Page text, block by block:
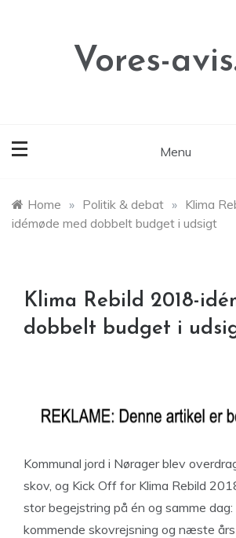
Vores-
Menu
Home » Politik & debat » Klima
idémøde med dobbelt budget i udsigt
Klima Rebild 2018-
dobbelt budget i
Kommunal jord i Nørager blev
skov, og Kick Off for Klima Rebild
stor begejstring på én og samme
kommende skovrejsning og næste